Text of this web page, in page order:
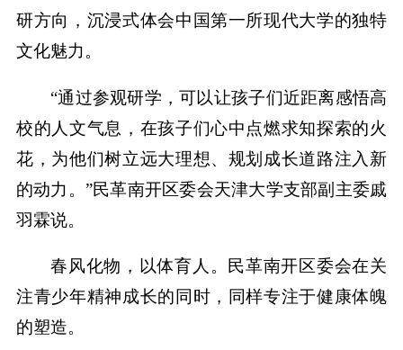
研方向，沉浸式体会中国第一所现代大学的独特
文化魅力。
“通过参观研学，可以让孩子们近距离感悟高
校的人文气息，在孩子们心中点燃求知探索的火
花，为他们树立远大理想、规划成长道路注入新
的动力。”民革南开区委会天津大学支部副主委戚
羽霖说。
春风化物，以体育人。民革南开区委会在关
注青少年精神成长的同时，同样专注于健康体魄
的塑造。